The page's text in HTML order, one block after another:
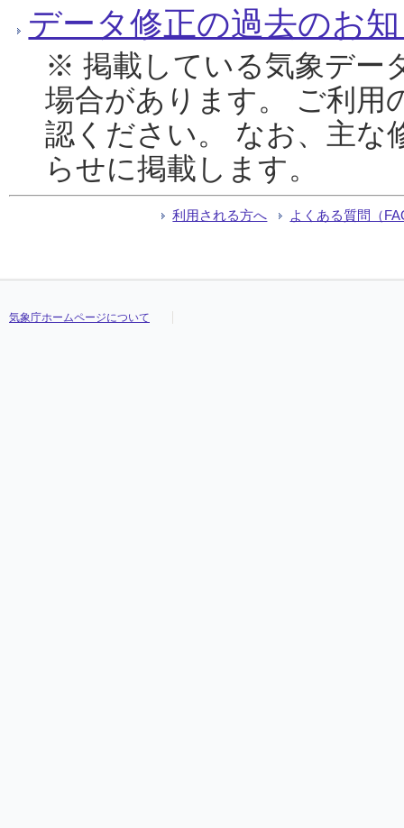
データ修正の過去のお
※ 掲載している気象デー
場合があります。 ご利用
認ください。 なお、主な
らせに掲載します。
利用される方へ よくある質問（
気象庁ホームページについて